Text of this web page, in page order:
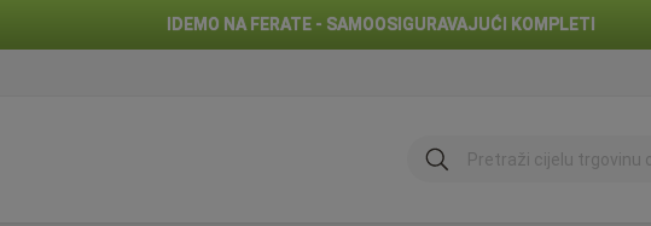
IDEMO NA FERATE - SAMOOSIGURAVAJUĆI KOMPLETI
traži